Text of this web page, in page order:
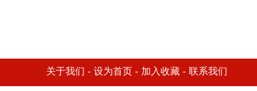
关于我们 - 设为首页 - 加入收藏- 联系我们